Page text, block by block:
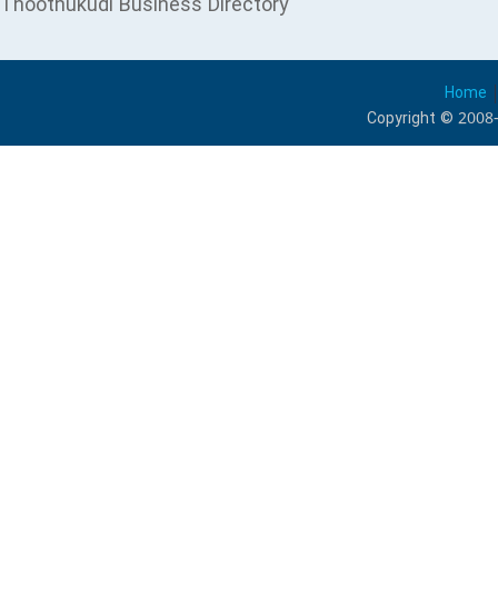
Thoothukudi Business Directory
Home
Copyright ©